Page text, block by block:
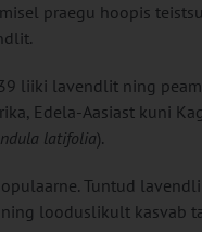
praegu hoopis
liiki lavendlit ning
Edela-Aasiast kuni
latifolia).
Tuntud
looduslikult kasvab